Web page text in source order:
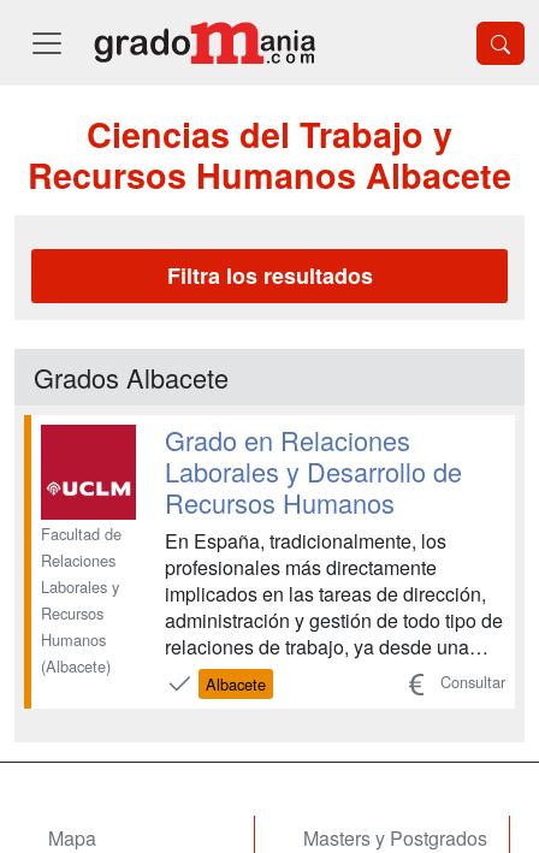
Ciencias del Trabajo y
Recursos Humanos Albacete
Filtra los resultados
Grados Albacete
Facultad de
Relaciones
Laborales y
Recursos
Humanos
(Albacete)
Grado en Relaciones
Laborales y Desarrollo de
Recursos Humanos
En España, tradicionalmente, los
profesionales más directamente
implicados en las tareas de dirección,
administración y gestión de todo tipo de
relaciones de trabajo, ya desde una
perspectiva pública, ya desde una
perspectiva empresarial o privada, han
Albacete Consultar
Mapa
Masters y Postgrados